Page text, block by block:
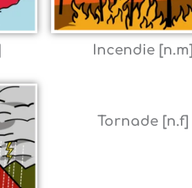
Incendie [n.m]
Tornade [n.f]